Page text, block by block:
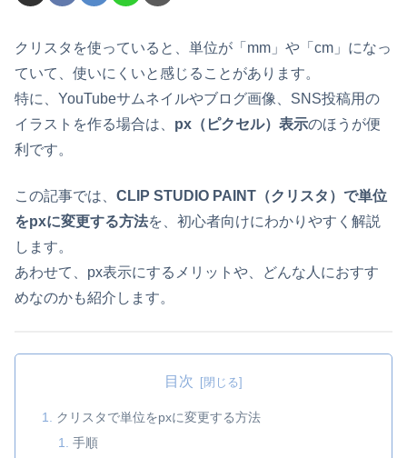
クリスタを使っていると、単位が「mm」や「cm」になっ
ていて、使いにくいと感じることがあります。
特に、YouTubeサムネイルやブログ画像、SNS投稿用の
イラストを作る場合は、 px（ピクセル）表示のほうが便
利です。
この記事では、 CLIP STUDIO PAINT（クリスタ）で単位
をpxに変更する方法を、初心者向けにわかりやすく解説
します。
あわせて、px表示にするメリットや、どんな人におすす
めなのかも紹介します。
目次
クリスタで単位をpxに変更する方法
手順